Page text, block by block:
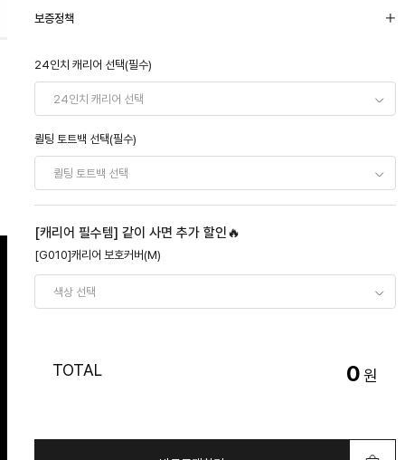
보증정책
24인치 캐리어 선택(필수)
퀼팅 토트백 선택(필수)
[캐리어 필수템] 같이 사면 추가 할인🔥
[G010]캐리어 보호커버(M)
TOTAL 0원